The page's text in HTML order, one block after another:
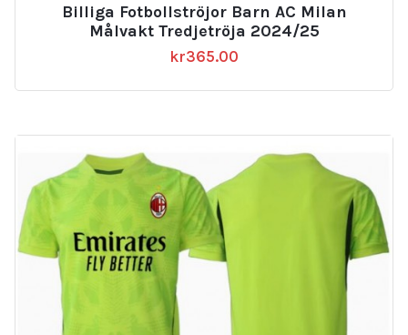
Billiga Fotbollströjor Barn AC Milan
Målvakt Tredjetröja 2024/25
kr365.00